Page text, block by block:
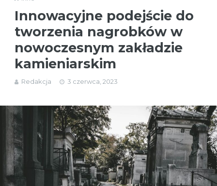
Innowacyjne podejście do
tworzenia nagrobków w
nowoczesnym zakładzie
kamieniarskim
Redakcja 3 czerwca, 2023